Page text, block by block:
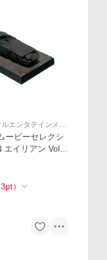
ルエンタテインメン
ービーセレクシ
エイリアン Vol.2
pt）